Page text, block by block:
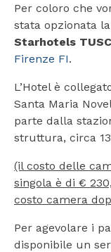
Per coloro che
stata opzionata
Starhotels
Firenze FI.
L’Hotel è
Santa Maria
parte dalla
struttura, circa
(il costo delle
singola è di €
costo camera
Per agevolare i
disponibile un